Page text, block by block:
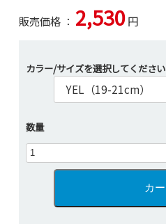
販売価格 ： 2,530円
カラー/サイズを選択してください
数量